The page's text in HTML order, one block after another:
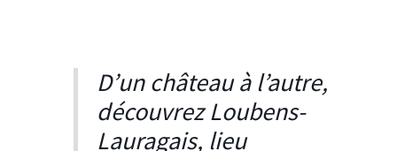
D’un château à l’autre,
découvrez Loubens-
Lauragais, lieu